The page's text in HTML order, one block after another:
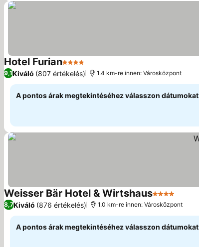
Hotel Furian4 Kategória
9,1Kiváló (807 értékelés) 1.4 km-re innen: Városközpont
A pontos árak megtekintéséhez válasszon dátumokat
Weisser Bär Hotel & Wirtshaus4 Kategória
8,7Kiváló (876 értékelés) 1.0 km-re innen: Városközpont
A pontos árak megtekintéséhez válasszon dátumokat